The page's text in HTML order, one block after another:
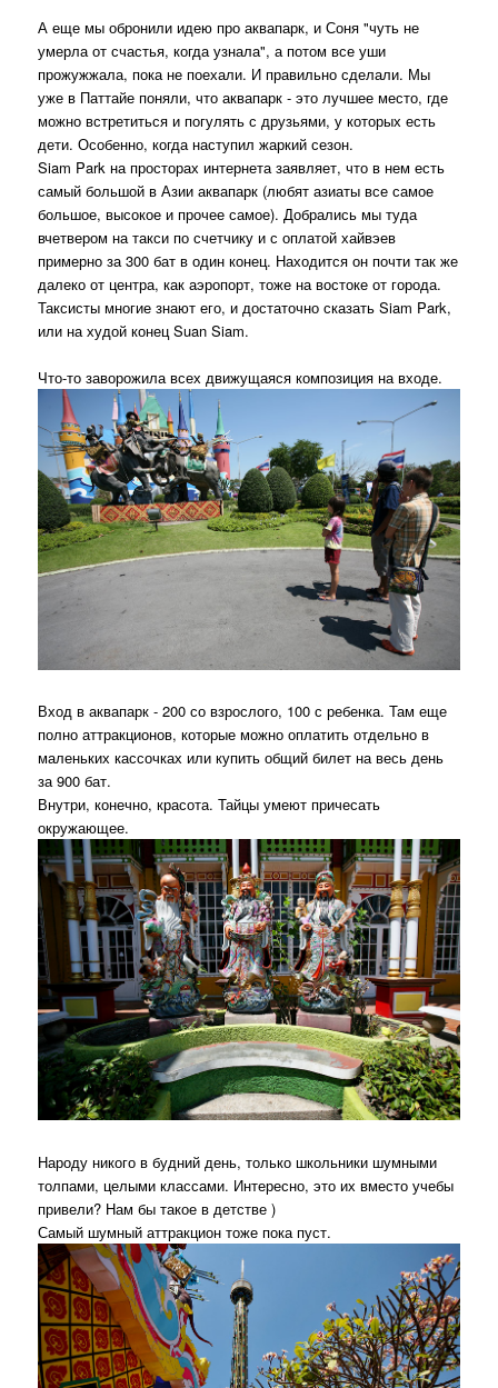
А еще мы обронили идею про аквапарк, и Соня "чуть не
умерла от счастья, когда узнала", а потом все уши
прожужжала, пока не поехали. И правильно сделали. Мы
уже в Паттайе поняли, что аквапарк - это лучшее место, где
можно встретиться и погулять с друзьями, у которых есть
дети. Особенно, когда наступил жаркий сезон.
Siam Park на просторах интернета заявляет, что в нем есть
самый большой в Азии аквапарк (любят азиаты все самое
большое, высокое и прочее самое). Добрались мы туда
вчетвером на такси по счетчику и с оплатой хайвэев
примерно за 300 бат в один конец. Находится он почти так же
далеко от центра, как аэропорт, тоже на востоке от города.
Таксисты многие знают его, и достаточно сказать Siam Park,
или на худой конец Suan Siam.
Что-то заворожила всех движущаяся композиция на входе.
Вход в аквапарк - 200 со взрослого, 100 с ребенка. Там еще
полно аттракционов, которые можно оплатить отдельно в
маленьких кассочках или купить общий билет на весь день
за 900 бат.
Внутри, конечно, красота. Тайцы умеют причесать
окружающее.
Народу никого в будний день, только школьники шумными
толпами, целыми классами. Интересно, это их вместо учебы
привели? Нам бы такое в детстве )
Самый шумный аттракцион тоже пока пуст.